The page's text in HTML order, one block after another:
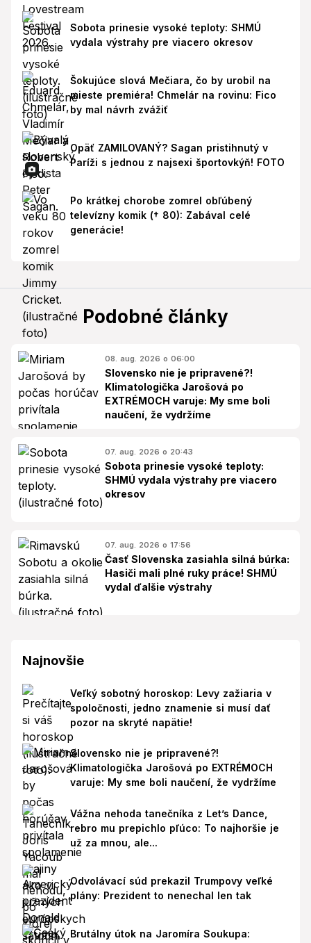
Sobota prinesie vysoké teploty: SHMÚ
vydala výstrahy pre viacero okresov
Šokujúce slová Mečiara, čo by urobil na
mieste premiéra! Chmelár na rovinu: Fico
by mal návrh zvážiť
Opäť ZAMILOVANÝ? Sagan pristihnutý v
Paríži s jednou z najsexi športovkýň! FOTO
Po krátkej chorobe zomrel obľúbený
televízny komik († 80): Zabával celé
generácie!
Podobné články
08. aug. 2026 o 06:00
Slovensko nie je pripravené?!
Klimatologička Jarošová po
EXTRÉMOCH varuje: My sme boli
naučení, že vydržíme
07. aug. 2026 o 20:43
Sobota prinesie vysoké teploty:
SHMÚ vydala výstrahy pre viacero
okresov
07. aug. 2026 o 17:56
Časť Slovenska zasiahla silná búrka:
Hasiči mali plné ruky práce! SHMÚ
vydal ďalšie výstrahy
Najnovšie
Veľký sobotný horoskop: Levy zažiaria v
spoločnosti, jedno znamenie si musí dať
pozor na skryté napätie!
Slovensko nie je pripravené?!
Klimatologička Jarošová po EXTRÉMOCH
varuje: My sme boli naučení, že vydržíme
Vážna nehoda tanečníka z Let’s Dance,
rebro mu prepichlo pľúco: To najhoršie je
už za mnou, ale...
Odvolávací súd prekazil Trumpovy veľké
plány: Prezident to nenechal len tak
Brutálny útok na Jaromíra Soukupa: